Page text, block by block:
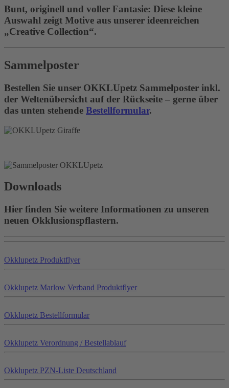
Bunt, originell und voller Fantasie: Diese kleine
Auswahl zeigt Motive aus unserer ideenreichen
„Creative Collection“.
Sammelposter
Bestellen Sie unser OKKLUpetz Sammelposter inkl.
der Weltenübersicht auf der Rückseite – gerne über
das unten stehende Bestellformular.
Downloads
Hier finden Sie weitere Informationen zu unseren
neuen Okklusionspflastern.
Okklupetz Produktflyer
Okklupetz Marlow Verband Produktflyer
Okklupetz Bestellformular
Okklupetz Verordnung / Bestellablauf
Okklupetz PZN-Liste Deutschland